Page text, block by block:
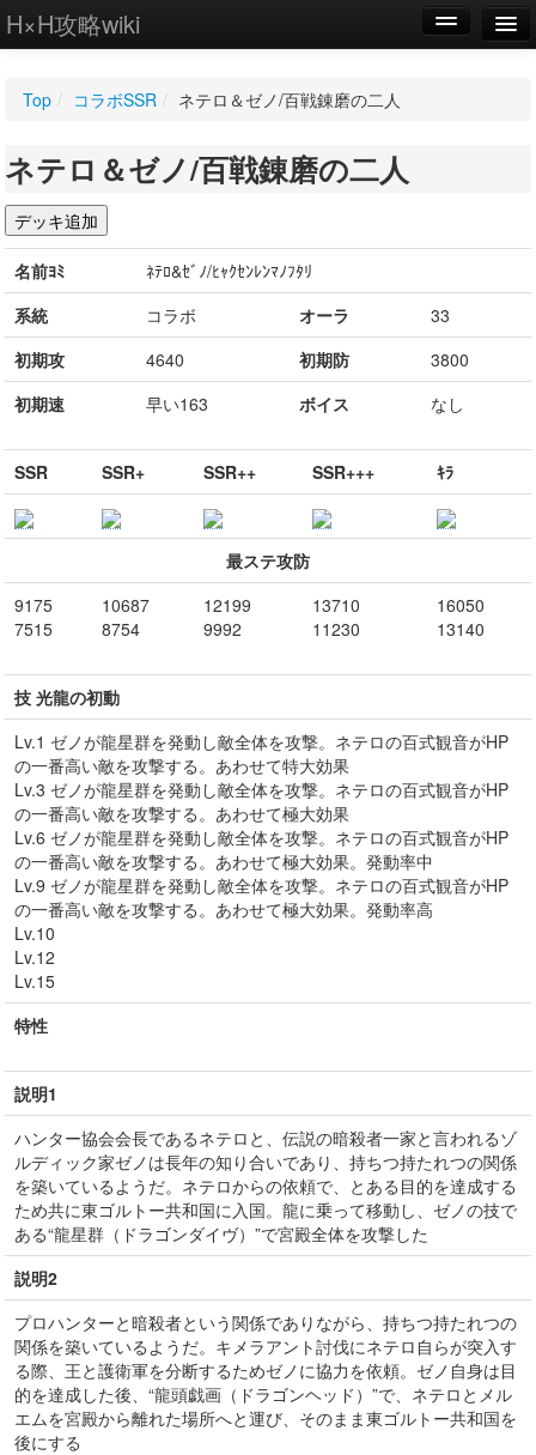
H×H攻略wiki
WIKI
設定
Top / コラボSSR / ネテロ＆ゼノ/百戦錬磨の二人
ネテロ＆ゼノ/百戦錬磨の二人
名前ﾖﾐ
ﾈﾃﾛ&ｾﾞﾉ/ﾋｬｸｾﾝﾚﾝﾏﾉﾌﾀﾘ
系統
コラボ オーラ
33
初期攻
4640 初期防
3800
初期速
早い163 ボイス なし
SSR SSR+ SSR++ SSR+++ ｷﾗ
最ステ攻防
9175
7515
10687
8754
12199
9992
13710
11230
16050
13140
技 光龍の初動
Lv.1 ゼノが龍星群を発動し敵全体を攻撃。ネテロの百式観音がHP
の一番高い敵を攻撃する。あわせて特大効果
Lv.3 ゼノが龍星群を発動し敵全体を攻撃。ネテロの百式観音がHP
の一番高い敵を攻撃する。あわせて極大効果
Lv.6 ゼノが龍星群を発動し敵全体を攻撃。ネテロの百式観音がHP
の一番高い敵を攻撃する。あわせて極大効果。発動率中
Lv.9 ゼノが龍星群を発動し敵全体を攻撃。ネテロの百式観音がHP
の一番高い敵を攻撃する。あわせて極大効果。発動率高
Lv.10
Lv.12
Lv.15
特性
説明1
ハンター協会会長であるネテロと、伝説の暗殺者一家と言われるゾ
ルディック家ゼノは長年の知り合いであり、持ちつ持たれつの関係
を築いているようだ。ネテロからの依頼で、とある目的を達成する
ため共に東ゴルトー共和国に入国。龍に乗って移動し、ゼノの技で
ある“龍星群（ドラゴンダイヴ）”で宮殿全体を攻撃した
説明2
プロハンターと暗殺者という関係でありながら、持ちつ持たれつの
関係を築いているようだ。キメラアント討伐にネテロ自らが突入す
る際、王と護衛軍を分断するためゼノに協力を依頼。ゼノ自身は目
的を達成した後、“龍頭戯画（ドラゴンヘッド）”で、ネテロとメル
エムを宮殿から離れた場所へと運び、そのまま東ゴルトー共和国を
後にする